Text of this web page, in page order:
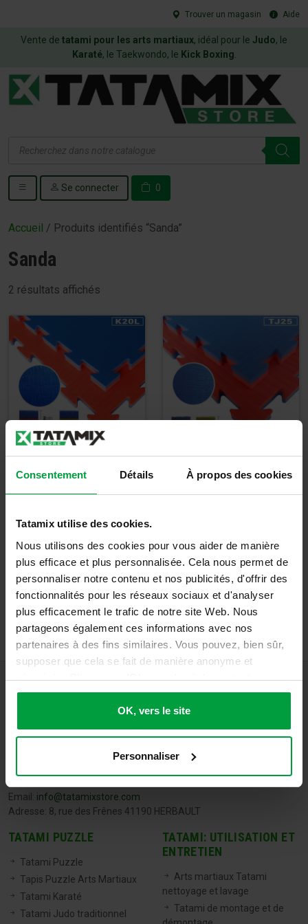
Consentement Détails À propos des cookies
Tatamix utilise des cookies.
Nous utilisons des cookies pour vous aider de manière
plus efficace et plus personnalisée. Cela nous permet de
personnaliser notre contenu et nos publicités, d'offrir des
fonctionnalités pour les réseaux sociaux et d'analyser
plus efficacement le trafic de notre site Web. Nous
partageons également ces informations avec nos
partenaires à des fins similaires. Vous pouvez, bien sûr,
supposer que cela se fait de manière anonyme et
sécurisée. Cliquez sur 'Ok, vers le site' pour tout
accepter ou ajustez manuellement vos préférences.
OK, vers le site
Personnaliser
Trouver un magasin Aide
Vente de tatami pour les arts martiaux, idéal pour le Judo, le
Karaté, le Taekwondo, le Kick Boxing
de
Se connecter 0
Accueil / Produits identifiés “Sanda”
Sanda
2 résultats affichés
Tapis Tatami Made
30,50€
36,60 TTC
Détails
Tatami EVA TJ25X
TTC
Détails
Email: info@tatamixstore.com
Adresse: 8, rue des Frênes 41190 HERBAULT
TATAMI PUZZLE
Tatami Puzzle
Tapis Puzzle Arts Martiaux
Tatami Karaté
Tatami Judo traditionnel
TATAMI: UTILISATION ET
ENTRETIEN
Arts martiaux Tatami
nettoyage et lavage
Tatami de montage et de